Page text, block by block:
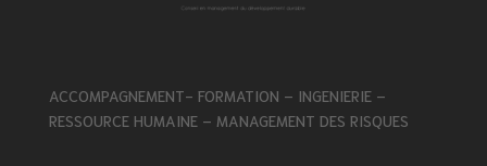
ACCOMPAGNEMENT- FORMATION – INGENIERIE –
RESSOURCE HUMAINE – MANAGEMENT DES RISQUES